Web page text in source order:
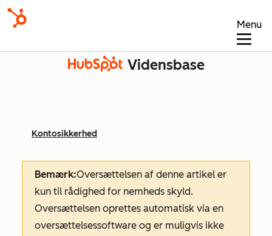
Menu
Vidensbase
Kontosikkerhed
Bemærk:Oversættelsen af denne artikel er
kun til rådighed for nemheds skyld.
Oversættelsen oprettes automatisk via en
oversættelsessoftware og er muligvis ikke